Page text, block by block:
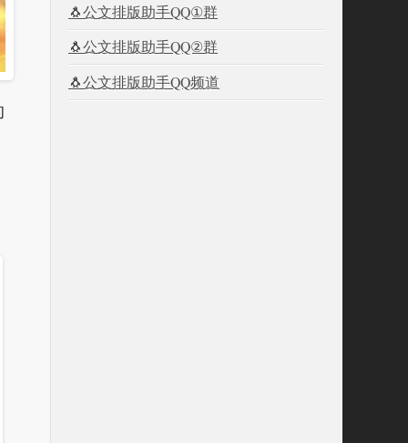
🐧公文排版助手QQ①群
🐧公文排版助手QQ②群
🐧公文排版助手QQ频道